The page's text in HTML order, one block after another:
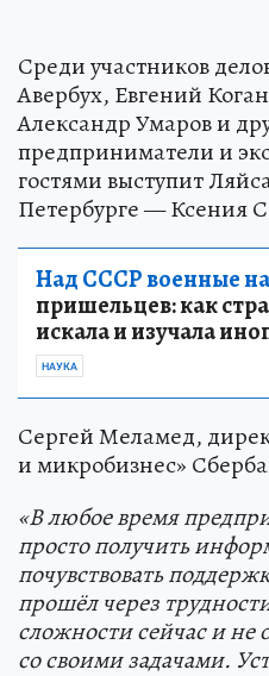
Среди участников
Авербух, Евгений
Александр Умаров и
предприниматели и
гостями выступит
Петербурге — Ксения
Над СССР военные
пришельцев: как
искала и изучала
НАУКА
Сергей Меламед,
и микробизнес»
«В любое время
просто получить
почувствовать
прошёл через
сложности сейчас и не
со своими задачами.